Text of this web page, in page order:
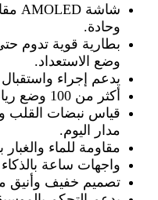
شاشة
وحادة.
وضع الاستعداد.
يدعم إجراء
أكثر من 100 وضع رياضي لتتبع الأنشطة المختلفة
قياس نبضات القلب
مدار اليوم.
مقاومة للماء والغبار
واجهات ساعة
تصميم خفيف وأنيق